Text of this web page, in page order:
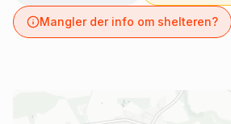
Mangler der info om shelteren?